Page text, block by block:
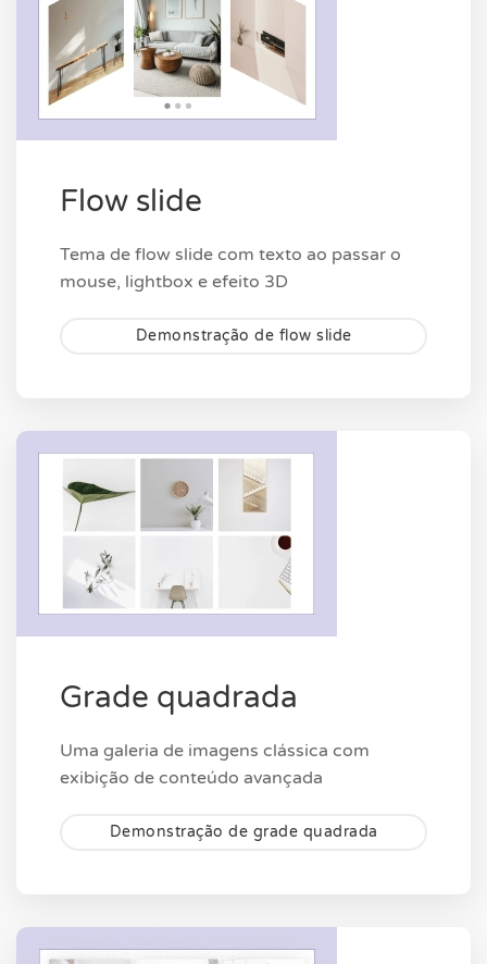
Flow slide
Tema de flow slide com texto ao passar o
mouse, lightbox e efeito 3D
Demonstração de flow slide
Grade quadrada
Uma galeria de imagens clássica com
exibição de conteúdo avançada
Demonstração de grade quadrada